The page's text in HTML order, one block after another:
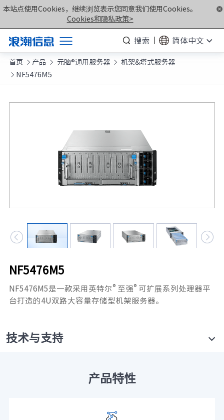
本站点使用Cookies，继续浏览表示您同意我们使用Cookies。
Cookies和隐私政策>
搜索
简体中文
产品
解决方案
服务支持
联合创新平台
元脑品牌升级公告
首页  产品  元脑®通用服务器  机架&塔式服务器
 NF5476M5
 
NF5476M5
NF5476M5是一款采用英特尔®至强®可扩展系列处理器平
台打造的4U双路大容量存储型机架服务器。
技术与支持
产品特性